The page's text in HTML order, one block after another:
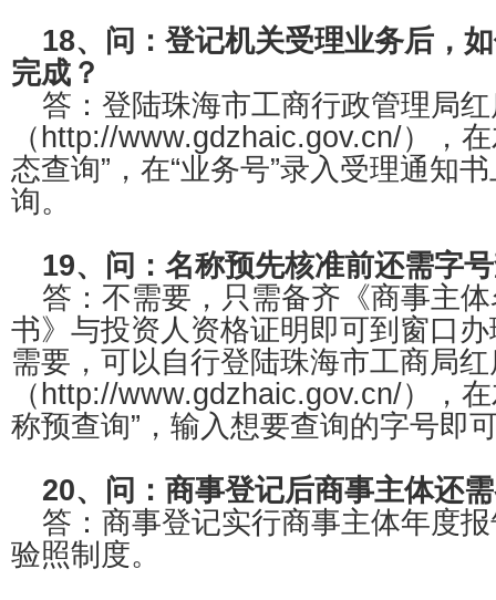
18、问：登记机关受理业务后，
完成？
答：登陆珠海市工商行政管理局
（http://www.gdzhaic.gov.cn/），
态查询”，在“业务号”录入受理通知
询。
19、问：名称预先核准前还需字
答：不需要，只需备齐《商事主
书》与投资人资格证明即可到窗口
需要，可以自行登陆珠海市工商局
（http://www.gdzhaic.gov.cn/），
称预查询”，输入想要查询的字号即
20、问：商事登记后商事主体还
答：商事登记实行商事主体年度
验照制度。